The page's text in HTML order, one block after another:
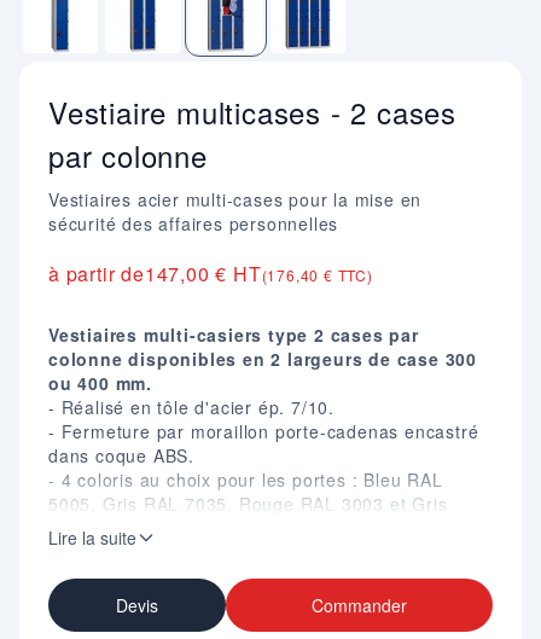
Vestiaire multicases - 2 cases
par colonne
Vestiaires acier multi-cases pour la mise en
sécurité des affaires personnelles
à partir de147,00 € HT(176,40 € TTC)
Vestiaires multi-casiers type 2 cases par
colonne disponibles en 2 largeurs de case 300
ou 400 mm.
- Réalisé en tôle d'acier ép. 7/10.
- Fermeture par moraillon porte-cadenas encastré
dans coque ABS.
- 4 coloris au choix pour les portes : Bleu RAL
5005, Gris RAL 7035, Rouge RAL 3003 et Gris
anthracite RAL 7016.
- Ouverture des portes à 180°.
- Portes indémontables en position ouverte.
- Tampons anti-bruit caoutchouc sur les portes.
- Oméga de renfort anti-effraction sur toute la
Lire la suite
Devis Commander